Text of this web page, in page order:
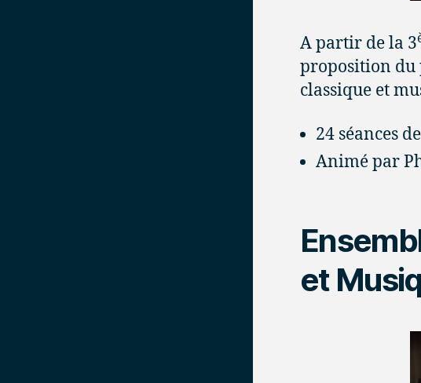
A partir de la 3
proposition du
classique et
24 séances
Animé par
et